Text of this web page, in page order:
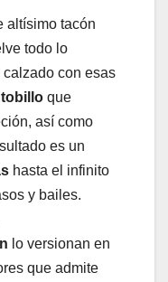
altísimo tacón
todo lo
con esas
que
así como
es un
hasta el infinito
y bailes.
lo versionan en
que admite